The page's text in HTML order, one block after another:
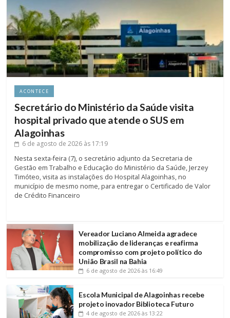
ACONTECE
Secretário do Ministério da Saúde visita
hospital privado que atende o SUS em
Alagoinhas
6 de agosto de 2026 às 17:19
Nesta sexta-feira (7), o secretário adjunto da Secretaria de
Gestão em Trabalho e Educação do Ministério da Saúde, Jerzey
Timóteo, visita as instalações do Hospital Alagoinhas, no
município de mesmo nome, para entregar o Certificado de Valor
de Crédito Financeiro
Vereador Luciano Almeida agradece
mobilização de lideranças e reafirma
compromisso com projeto político do
União Brasil na Bahia
6 de agosto de 2026 às 16:49
Escola Municipal de Alagoinhas recebe
projeto inovador Biblioteca Futuro
4 de agosto de 2026 às 13:22